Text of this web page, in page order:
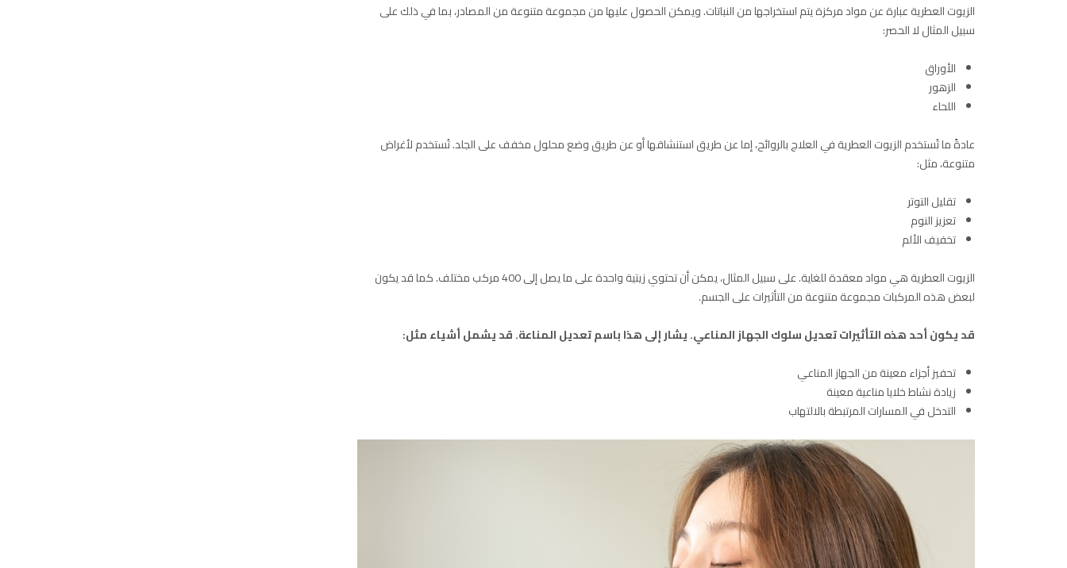
الزيوت العطرية عبارة عن مواد مركزة يتم استخراجها من النباتات. ويمكن الحصول عليها من مجموعة متنوعة من المصادر، بما في ذلك على
سبيل المثال لا الحصر:
الأوراق
الزهور
اللحاء
عادةً ما تُستخدم الزيوت العطرية في العلاج بالروائح، إما عن طريق استنشاقها أو عن طريق وضع محلول مخفف على الجلد. تُستخدم لأغراض
متنوعة، مثل:
تقليل التوتر
تعزيز النوم
تخفيف الألم
الزيوت العطرية هي مواد معقدة للغاية. على سبيل المثال، يمكن أن تحتوي زيتية واحدة على ما يصل إلى 400 مركب مختلف. كما قد يكون
لبعض هذه المركبات مجموعة متنوعة من التأثيرات على الجسم.
قد يكون أحد هذه التأثيرات تعديل سلوك الجهاز المناعي. يشار إلى هذا باسم تعديل المناعة. قد يشمل أشياء مثل:
تحفيز أجزاء معينة من الجهاز المناعي
زيادة نشاط خلايا مناعية معينة
التدخل في المسارات المرتبطة بالالتهاب